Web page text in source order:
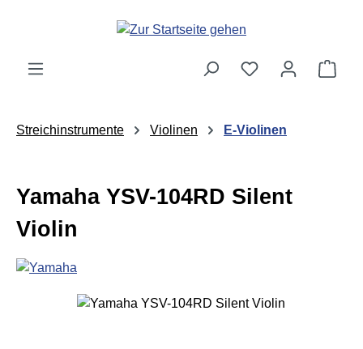
Zum Hauptinhalt springen
Streichinstrumente Violinen E-Violinen
Yamaha YSV-104RD Silent
Violin
Bildergalerie überspringen